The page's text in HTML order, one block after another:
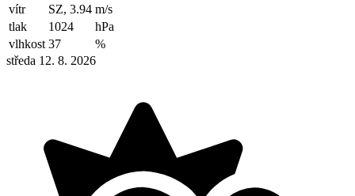
vítr
SZ, 3.94 m/s
tlak
1024
hPa
vlhkost 37
%
středa 12. 8. 2026